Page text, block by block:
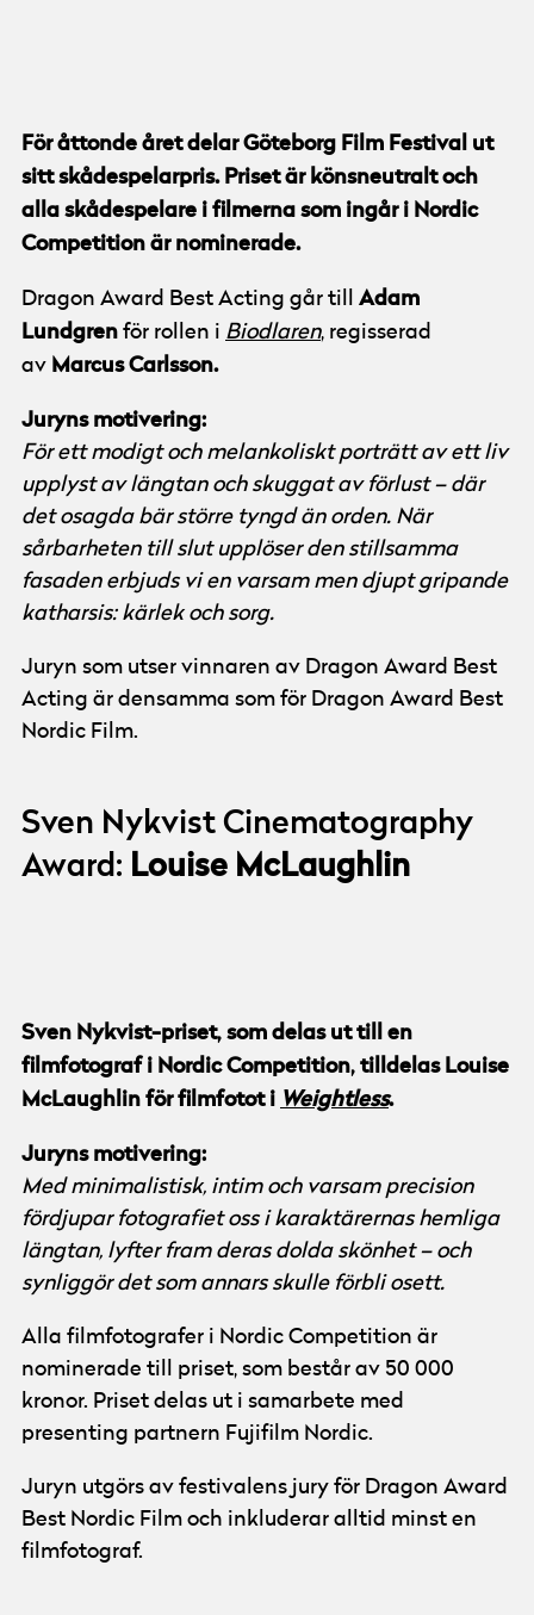
För åttonde året delar Göteborg Film Festival ut
sitt skådespelarpris. Priset är könsneutralt och
alla skådespelare i filmerna som ingår i Nordic
Competition är nominerade.
Dragon Award Best Acting går till Adam
Lundgren för rollen i Biodlaren, regisserad
av Marcus Carlsson.
Juryns motivering:
För ett modigt och melankoliskt porträtt av ett liv
upplyst av längtan och skuggat av förlust – där
det osagda bär större tyngd än orden. När
sårbarheten till slut upplöser den stillsamma
fasaden erbjuds vi en varsam men djupt gripande
katharsis: kärlek och sorg.
Juryn som utser vinnaren av Dragon Award Best
Acting är densamma som för Dragon Award Best
Nordic Film.
Sven Nykvist Cinematography
Award: Louise McLaughlin
Sven Nykvist-priset, som delas ut till en
filmfotograf i Nordic Competition, tilldelas Louise
McLaughlin för filmfotot i Weightless.
Juryns motivering:
Med minimalistisk, intim och varsam precision
fördjupar fotografiet oss i karaktärernas hemliga
längtan, lyfter fram deras dolda skönhet – och
synliggör det som annars skulle förbli osett.
Alla filmfotografer i Nordic Competition är
nominerade till priset, som består av 50 000
kronor. Priset delas ut i samarbete med
presenting partnern Fujifilm Nordic.
Juryn utgörs av festivalens jury för Dragon Award
Best Nordic Film och inkluderar alltid minst en
filmfotograf.